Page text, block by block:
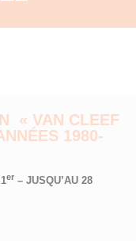
« VAN CLEEF
1980-
er – JUSQU’AU 28